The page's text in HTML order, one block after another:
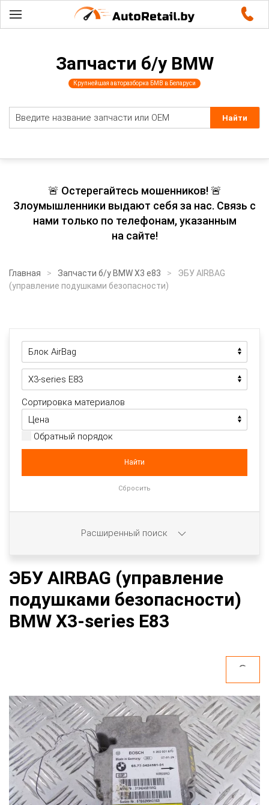
Запчасти б/у BMW
Крупнейшая авторазборка БМВ в Беларуси
🚨 Остерегайтесь мошенников! 🚨
Злоумышленники выдают себя за нас. Связь с
нами только по телефонам, указанным
на сайте!
Главная Запчасти б/у BMW X3 e83
ЭБУ AIRBAG
(управление подушками безопасности)
ЭБУ AIRBAG (управление
подушками безопасности)
BMW X3-series E83
Сортировка материалов
Обратный порядок
Расширенный поиск